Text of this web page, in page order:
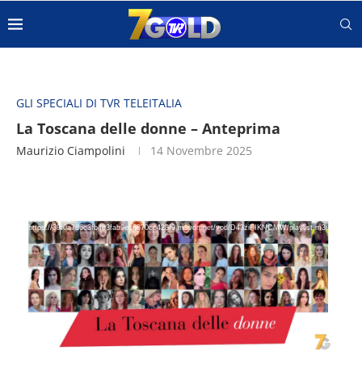
GLI SPECIALI DI TVR TELEITALIA
La Toscana delle donne – Anteprima
Maurizio Ciampolini 14 Novembre 2025
Scarica il file:
https://39f0a786c3fb4d3fab9ec6870cc428f9.msvdn.net/vod/D43ziFIKNCMW/playlist.m3u8